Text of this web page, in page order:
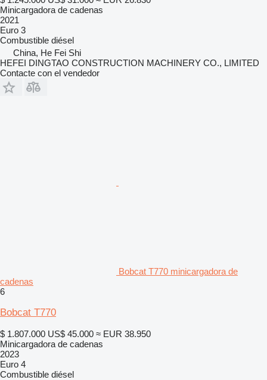
Minicargadora de cadenas
2021
Euro 3
Combustible diésel
China, He Fei Shi
HEFEI DINGTAO CONSTRUCTION MACHINERY CO., LIMITED
Contacte con el vendedor
Bobcat T770 minicargadora de
cadenas
6
Bobcat T770
$ 1.807.000 US$ 45.000 ≈ EUR 38.950
Minicargadora de cadenas
2023
Euro 4
Combustible diésel